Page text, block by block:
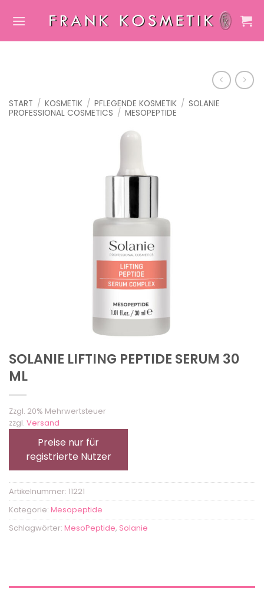
Inhalt
START / KOSMETIK / PFLEGENDE KOSMETIK / SOLANIE
PROFESSIONAL COSMETICS / MESOPEPTIDE
SOLANIE LIFTING PEPTIDE SERUM 30
ML
Zzgl. 20% Mehrwertsteuer
zzgl. Versand
Preise nur für
registrierte Nutzer
Artikelnummer: 11221
Kategorie: Mesopeptide
Schlagwörter: MesoPeptide, Solanie